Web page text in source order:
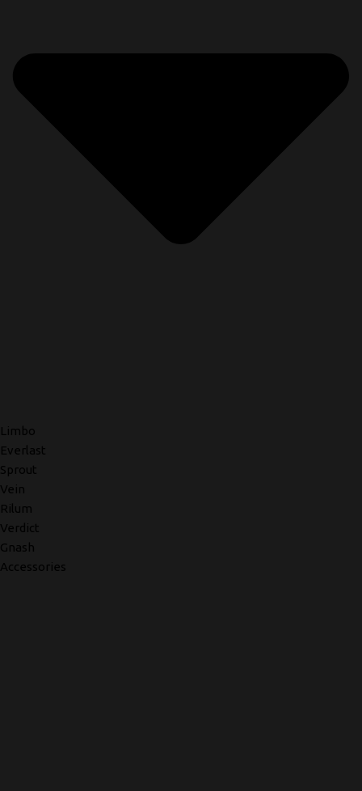
Limbo
Everlast
Sprout
Vein
Rilum
Verdict
Gnash
Accessories